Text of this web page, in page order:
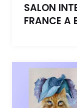
SALON
FRANCE A